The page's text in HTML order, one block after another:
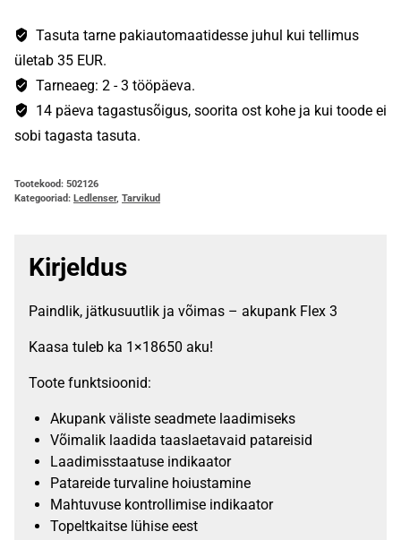
kogus
Tasuta tarne pakiautomaatidesse juhul kui tellimus
ületab 35 EUR.
Tarneaeg: 2 - 3 tööpäeva.
14 päeva tagastusõigus, soorita ost kohe ja kui toode ei
sobi tagasta tasuta.
Tootekood: 502126
Kategooriad: Ledlenser, Tarvikud
Kirjeldus
Paindlik, jätkusuutlik ja võimas – akupank Flex 3
Kaasa tuleb ka 1×18650 aku!
Toote funktsioonid:
Akupank väliste seadmete laadimiseks
Võimalik laadida taaslaetavaid patareisid
Laadimisstaatuse indikaator
Patareide turvaline hoiustamine
Mahtuvuse kontrollimise indikaator
Topeltkaitse lühise eest